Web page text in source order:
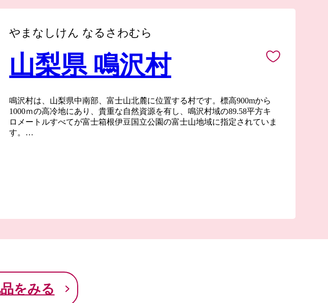
やまなしけん なるさわむら
山梨県 鳴沢村
鳴沢村は、山梨県中南部、富士山北麓に位置する村です。標高900mから
1000ｍの高冷地にあり、貴重な自然資源を有し、鳴沢村域の89.58平方キ
ロメートルすべてが富士箱根伊豆国立公園の富士山地域に指定されていま
す。
をみる